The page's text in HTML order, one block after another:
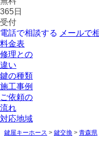
365日
受付
電話で相談する メールで
料金表
修理との
違い
鍵の種類
施工事例
ご依頼の
流れ
対応地域
鍵屋キーホース > 鍵交換 > 青森県